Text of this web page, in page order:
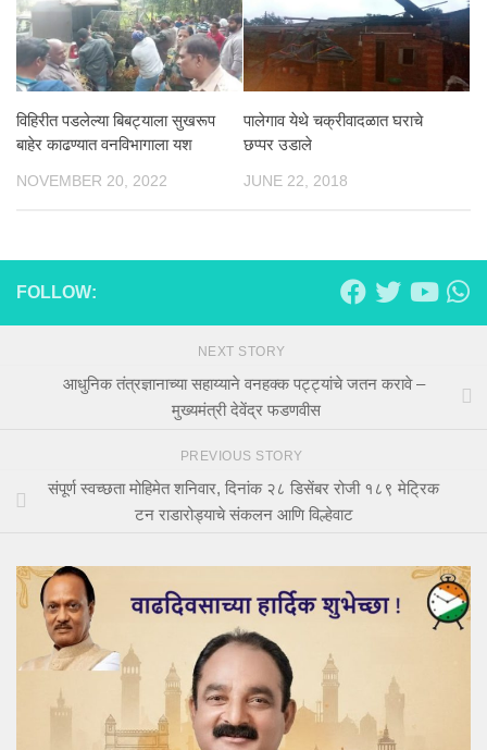
विहिरीत पडलेल्या बिबट्याला सुखरूप
बाहेर काढण्यात वनविभागाला यश
NOVEMBER 20, 2022
पालेगाव येथे चक्रीवादळात घराचे
छप्पर उडाले
JUNE 22, 2018
FOLLOW:
NEXT STORY
आधुनिक तंत्रज्ञानाच्या सहाय्याने वनहक्क पट्ट्यांचे जतन करावे –
मुख्यमंत्री देवेंद्र फडणवीस
PREVIOUS STORY
संपूर्ण स्वच्छता मोहिमेत शनिवार, दिनांक २८ डिसेंबर रोजी १८९ मेट्रिक
टन राडारोड्याचे संकलन आणि विल्हेवाट